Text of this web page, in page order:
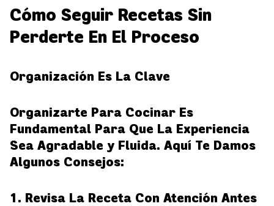
Cómo Seguir Recetas Sin
Perderte En El Proceso
Organización Es La Clave
Organizarte Para Cocinar Es
Fundamental Para Que La Experiencia
Sea Agradable y Fluida. Aquí Te Damos
Algunos Consejos:
1. Revisa La Receta Con Atención Antes